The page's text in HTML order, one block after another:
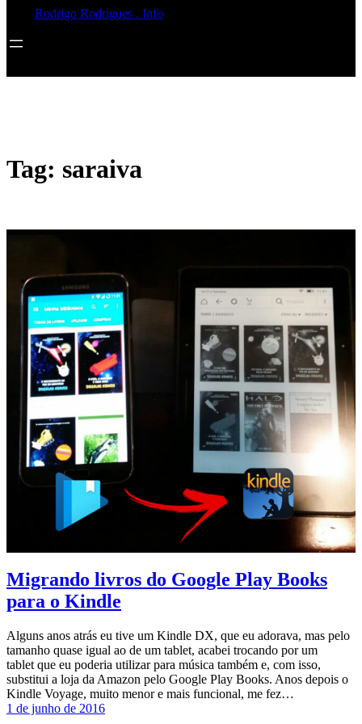
Rodrigo Rodrigues . Info
Tag: saraiva
Migrando livros do Google Play Books
para o Kindle
Alguns anos atrás eu tive um Kindle DX, que eu adorava, mas pelo
tamanho quase igual ao de um tablet, acabei trocando por um
tablet que eu poderia utilizar para música também e, com isso,
substitui a loja da Amazon pelo Google Play Books. Anos depois o
Kindle Voyage, muito menor e mais funcional, me fez…
1 de junho de 2016